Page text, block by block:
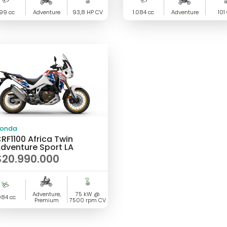
$9.890.000.
actual
cc Adventure 93,8 HP CV 1.084 cc Adventure
Africa Twin
Sport LA
20.990.000
cc Adventure,
Premium
75 kW @
7500 rpm CV